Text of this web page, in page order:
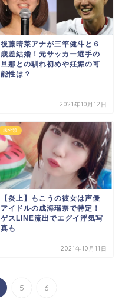
後藤晴菜アナが三竿健斗と６
歳差結婚！元サッカー選手の
旦那との馴れ初めや妊娠の可
能性は？
2021年10月12日
未分類
【炎上】もこうの彼女は声優
アイドルの成海瑠奈で特定！
ゲスLINE流出でエグイ浮気写
真も
2021年10月11日
5 6